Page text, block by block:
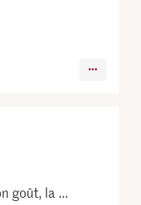
goût, la ...